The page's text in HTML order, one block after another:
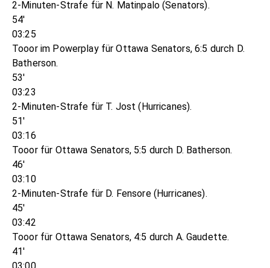
2-Minuten-Strafe für N. Matinpalo (Senators).
54'
03:25
Tooor im Powerplay für Ottawa Senators, 6:5 durch D.
Batherson.
53'
03:23
2-Minuten-Strafe für T. Jost (Hurricanes).
51'
03:16
Tooor für Ottawa Senators, 5:5 durch D. Batherson.
46'
03:10
2-Minuten-Strafe für D. Fensore (Hurricanes).
45'
03:42
Tooor für Ottawa Senators, 4:5 durch A. Gaudette.
41'